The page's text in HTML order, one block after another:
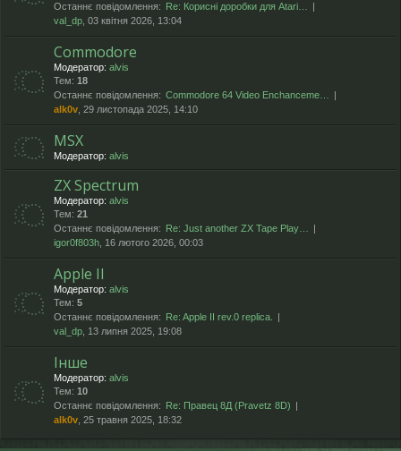
Останнє повідомлення:
Re: Корисні доробки для Atari…
val_dp , 03 квітня 2026, 13:04
Commodore
Модератор: alvis
Тем: 18
Останнє повідомлення: Commodore 64 Video Enchanceme…
alk0v , 29 листопада 2025, 14:10
MSX
Модератор: alvis
ZX Spectrum
Модератор: alvis
Тем: 21
Останнє повідомлення:
Re: Just another ZX Tape Play…
igor0f803h , 16 лютого 2026, 00:03
Apple II
Модератор: alvis
Тем: 5
Останнє повідомлення:
Re: Apple II rev.0 replica.
val_dp , 13 липня 2025, 19:08
Інше
Модератор: alvis
Тем: 10
Останнє повідомлення:
Re: Правец 8Д (Pravetz 8D)
alk0v , 25 травня 2025, 18:32